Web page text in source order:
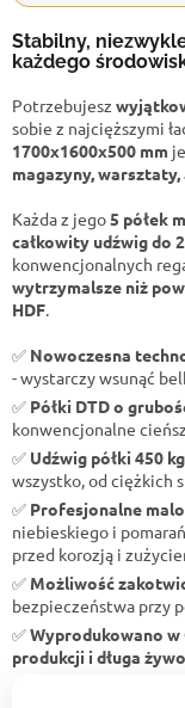
Stabilny,
każdego
Potrzebujesz
sobie z najcięższymi
1700x1600x500 mm
magazyny,
Każda z jego 5 półek
całkowity udźwig do
konwencjonalnych
wytrzymalsze niż
HDF
✅ Nowoczesna
- wystarczy wsunąć
✅ Półki DTD o
konwencjonalne
✅ Udźwig półki 450
wszystko, od ciężkich
✅ Profesjonalne
niebieskiego i
przed korozją i
✅ Możliwość
bezpieczeństwa przy
✅Wyprodukowano w
produkcji i długa